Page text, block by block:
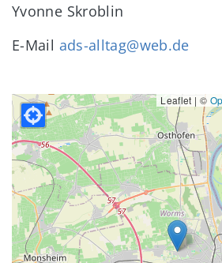
Yvonne Skroblin
E-Mail ads-alltag@web.de
Leaflet | ©